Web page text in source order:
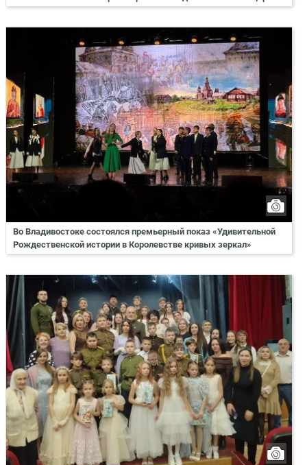
Во Владивостоке состоялся премьерный показ «Удивительной
Рождественской истории в Королевстве кривых зеркал»